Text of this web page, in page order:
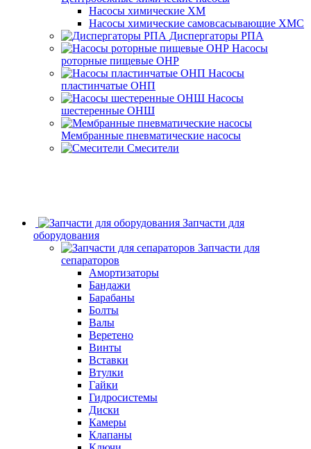
Насосы химические ХМ
Насосы химические самовсасывающие ХМС
Диспергаторы РПА
Насосы
роторные пищевые ОНР
Насосы
пластинчатые ОНП
Насосы
шестеренные ОНШ
Мембранные пневматические насосы
Смесители
Запчасти для
оборудования
Запчасти для
сепараторов
Амортизаторы
Бандажи
Барабаны
Болты
Валы
Веретено
Винты
Вставки
Втулки
Гайки
Гидросистемы
Диски
Камеры
Клапаны